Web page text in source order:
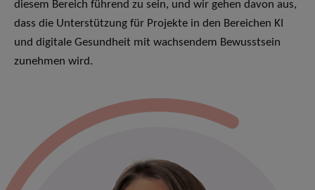
diesem Bereich führend zu sein, und wir gehen davon aus,
dass die Unterstützung für Projekte in den Bereichen KI
und digitale Gesundheit mit wachsendem Bewusstsein
zunehmen wird.